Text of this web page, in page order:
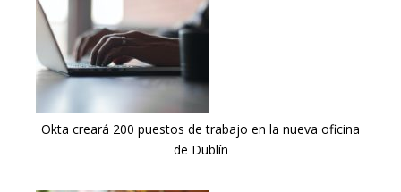
Okta creará 200 puestos de trabajo en la nueva oficina
de Dublín